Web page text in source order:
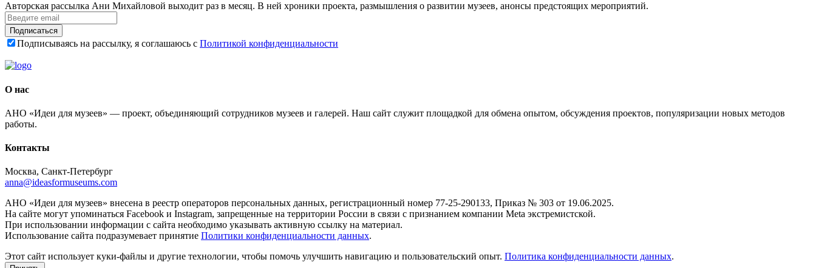
Авторская рассылка Ани Михайловой выходит раз в месяц. В ней хроники проекта, размышления о развитии музеев, анонсы предстоящих мероприятий.
Подписаться
Подписываясь на рассылку, я соглашаюсь с Политикой конфиденциальности
О нас
АНО «Идеи для музеев» — проект, объединяющий сотрудников музеев и галерей. Наш сайт служит площадкой для обмена опытом, обсуждения проектов, популяризации новых методов
работы.
Контакты
Москва, Санкт-Петербург
anna@ideasformuseums.com
АНО «Идеи для музеев» внесена в реестр операторов персональных данных, регистрационный номер 77-25-290133, Приказ № 303 от 19.06.2025.
На сайте могут упоминаться Facebook и Instagram, запрещенные на территории России в связи с признанием компании Meta экстремистской.
При использовании информации с сайта необходимо указывать активную ссылку на материал.
Использование сайта подразумевает принятие Политики конфиденциальности данных.
Этот сайт использует куки-файлы и другие технологии, чтобы помочь улучшить навигацию и пользовательский опыт. Политика конфиденциальности данных.